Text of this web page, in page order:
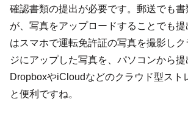
確認書類の提出が必要です。郵送でも
が、写真をアップロードすることでも
はスマホで運転免許証の写真を撮影し
ジにアップした写真を、パソコンから提
DropboxやiCloudなどのクラウド型スト
と便利ですね。